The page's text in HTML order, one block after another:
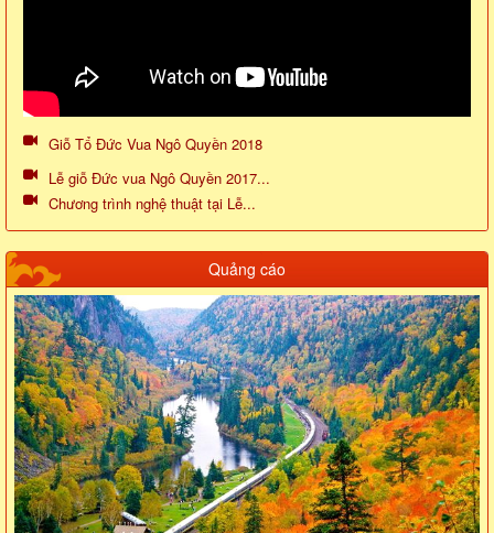
Giỗ Tổ Đức Vua Ngô Quyền 2018
Lễ giỗ Đức vua Ngô Quyền 2017...
Chương trình nghệ thuật tại Lễ...
Quảng cáo